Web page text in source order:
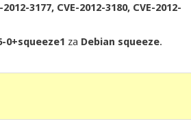
3177, CVE-2012-3180, CVE-2012-
0+squeeze1 za Debian squeeze.